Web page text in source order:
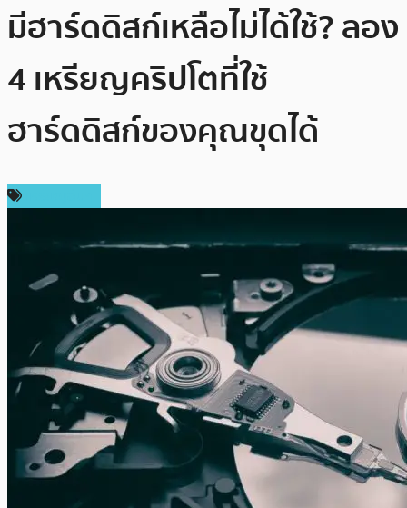
มีฮาร์ดดิสก์เหลือไม่ได้ใช้? ลอง
4 เหรียญคริปโตที่ใช้
ฮาร์ดดิสก์ของคุณขุดได้